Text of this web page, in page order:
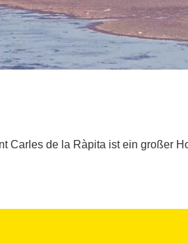
Carles de la Ràpita ist ein großer